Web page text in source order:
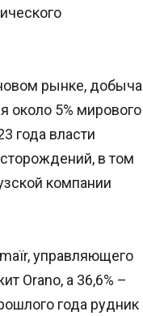
рынке, добыча
около 5% мирового
года власти
в том
компании
управляющего
Orano, а 36,6% –
года рудник